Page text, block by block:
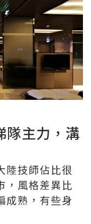
隊主力，溝
陸技師佔比很
，風格差異比
成熟，有些身